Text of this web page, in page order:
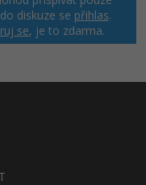
diskuze se přihlas.
se, je to zdarma.